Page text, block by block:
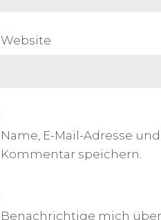
Website
Name, E-Mail-Adresse
Kommentar speichern.
Benachrichtige mich